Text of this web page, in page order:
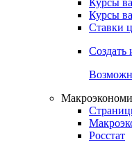
Курсы
Ставки
Создать
Росстат